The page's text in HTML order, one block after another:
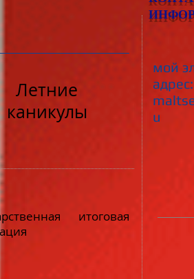
Летние
каникулы
итоговая
мой
адрес:
u